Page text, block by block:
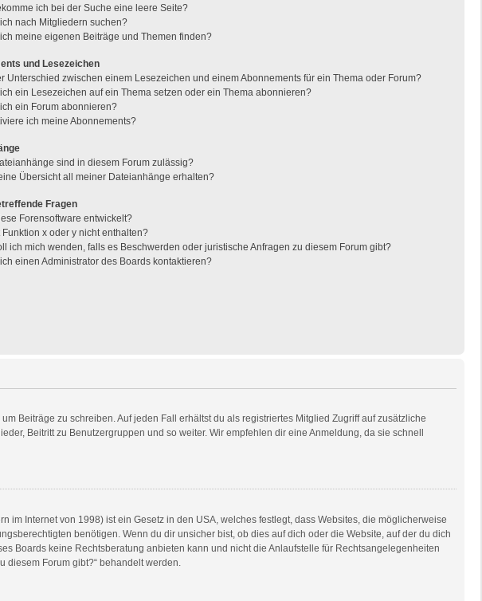
ich bei der Suche eine leere Seite?
nach Mitgliedern suchen?
meine eigenen Beiträge und Themen finden?
und Lesezeichen
Unterschied zwischen einem Lesezeichen und einem Abonnements für ein Thema oder Forum?
ein Lesezeichen auf ein Thema setzen oder ein Thema abonnieren?
ein Forum abonnieren?
ich meine Abonnements?
sind in diesem Forum zulässig?
Übersicht all meiner Dateianhänge erhalten?
Fragen
Forensoftware entwickelt?
Funktion x oder y nicht enthalten?
ich mich wenden, falls es Beschwerden oder juristische Anfragen zu diesem Forum gibt?
einen Administrator des Boards kontaktieren?
Beiträge zu schreiben. Auf jeden Fall erhältst du als registriertes Mitglied Zugriff auf zusätzliche
Beitritt zu Benutzergruppen und so weiter. Wir empfehlen dir eine Anmeldung, da sie schnell
im Internet von 1998) ist ein Gesetz in den USA, welches festlegt, dass Websites, die möglicherweise
benötigen. Wenn du dir unsicher bist, ob dies auf dich oder die Website, auf der du dich
Boards keine Rechtsberatung anbieten kann und nicht die Anlaufstelle für Rechtsangelegenheiten
diesem Forum gibt?“ behandelt werden.